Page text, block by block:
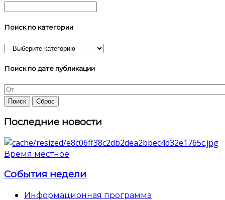
Поиск по категории
Поиск по дате публикации
Последние новости
Время местное
События недели
Информационная программа